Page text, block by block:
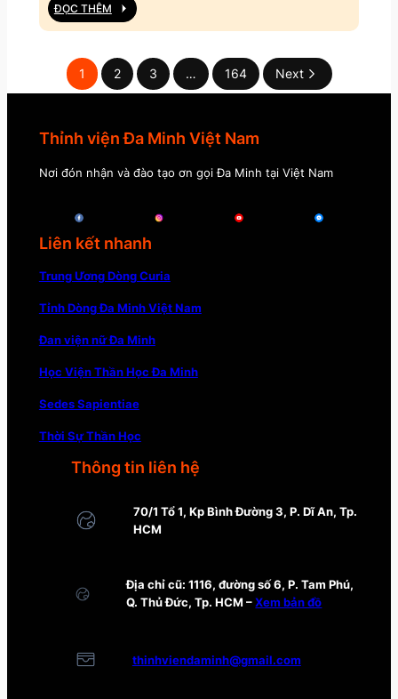
ĐỌC THÊM
1 2 3 … 164 Next
Thỉnh viện Đa Minh Việt Nam
Nơi đón nhận và đào tạo ơn gọi Đa Minh tại Việt Nam
Liên kết nhanh
Trung Ương Dòng Curia
Tỉnh Dòng Đa Minh Việt Nam
Đan viện nữ Đa Minh
Học Viện Thần Học Đa Minh
Sedes Sapientiae
Thời Sự Thần Học
Thông tin liên hệ
70/1 Tổ 1, Kp Bình Đường 3, P. Dĩ An, Tp.
HCM
Địa chỉ cũ: 1116, đường số 6, P. Tam Phú,
Q. Thủ Đức, Tp. HCM –Xem bản đồ
thinhviendaminh@gmail.com